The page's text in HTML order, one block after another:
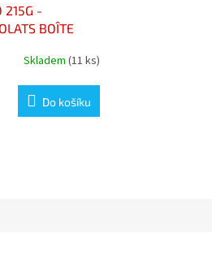
215G -
BOÎTE
Skladem (11 ks)
Do košíku